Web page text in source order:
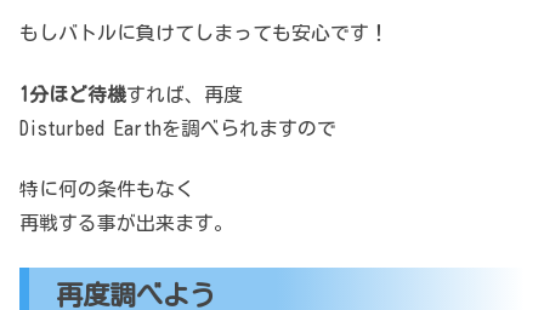
もしバトルに負けてしまっても安心です！
1分ほど待機すれば、再度
Disturbed Earthを調べられますので
特に何の条件もなく
再戦する事が出来ます。
再度調べよう